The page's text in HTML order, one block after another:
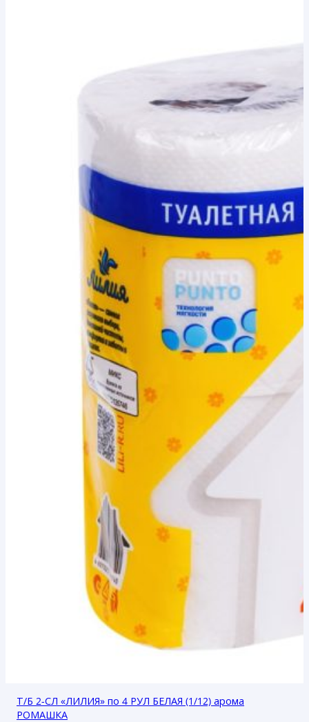
Т/Б 2-СЛ «ЛИЛИЯ» по 4 РУЛ БЕЛАЯ (1/12) арома
РОМАШКА